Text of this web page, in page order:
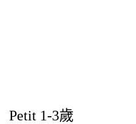
Petit 1-3歲